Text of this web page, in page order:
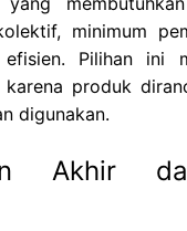
minimum
Pilihan ini
produk
digunakan.
Akhir